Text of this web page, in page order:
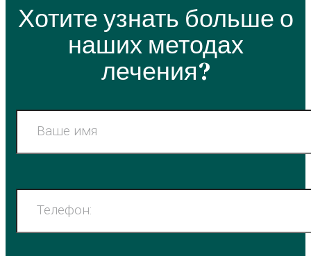
Хотите узнать больше о
наших методах
лечения?